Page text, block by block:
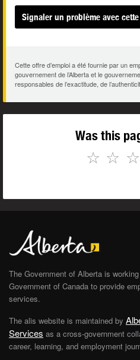
Signaler un problème avec cette
Cette offre d’emploi a été fournie par un
gouvernement de l’Alberta et le
responsables de l’exactitude, de
Was this
☆
☆
☆
The Government of Alberta is
Government of Canada to provide
services.
The alis website is maintained by
Services as a cross-government
career, learning, and employment